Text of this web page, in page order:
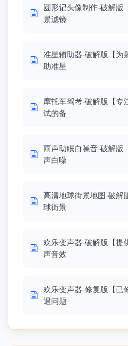
圆形记头像制作-破解版
景滤镜
准星辅助器-破解版【为
助准星
摩托车驾考-破解版【专
试的备
雨声助眠白噪音-破解版
声白噪
高清地球街景地图-破解
球街景
欢乐变声器-破解版【提
声音效
欢乐变声器-修复版【已
退问题